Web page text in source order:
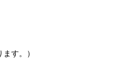
す。）